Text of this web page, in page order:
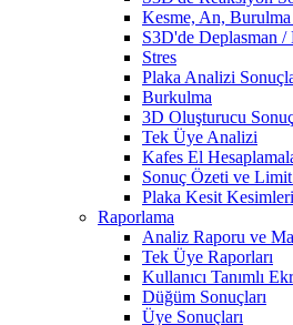
Kesme, An,
S3D'de Deplasman /
Stres
Plaka Analizi
Burkulma
3D Oluşturucu
Tek Üye Analizi
Kafes El
Sonuç Özeti ve
Plaka Kesit Kesimleri
Raporlama
Analiz Raporu ve
Tek Üye Raporları
Kullanıcı Tanımlı
Düğüm Sonuçları
Üye Sonuçları